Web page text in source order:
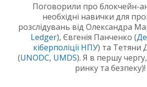
Поговорили про блокчейн-
необхідні навички для
розслідувань від Олександра
Ledger), Євгенія Панченко (
кіберполіції НПУ) та Тетяни
(UNODC, UMDS). Я в першу
ринку та безпеку)!